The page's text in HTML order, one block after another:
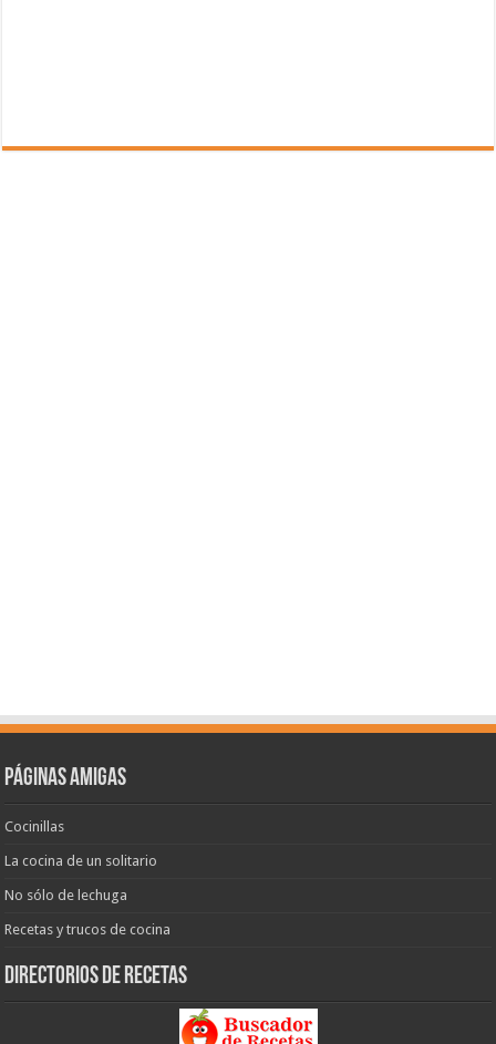
Páginas amigas
Cocinillas
La cocina de un solitario
No sólo de lechuga
Recetas y trucos de cocina
Directorios de recetas